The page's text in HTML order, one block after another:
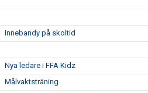
Innebandy på skoltid
Nya ledare i FFA Kidz
Målvaktsträning